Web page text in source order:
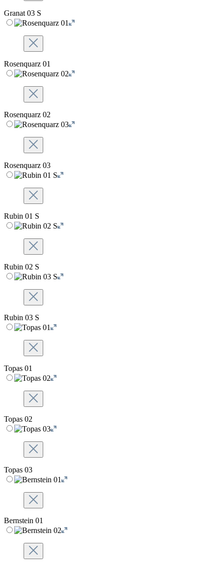
Granat 03 S
Rosenquarz 01
Rosenquarz 02
Rosenquarz 03
Rubin 01 S
Rubin 02 S
Rubin 03 S
Topas 01
Topas 02
Topas 03
Bernstein 01